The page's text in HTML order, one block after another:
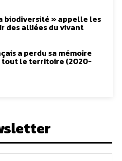
la biodiversité » appelle les
des alliées du vivant
a perdu sa mémoire
le territoire (2020-